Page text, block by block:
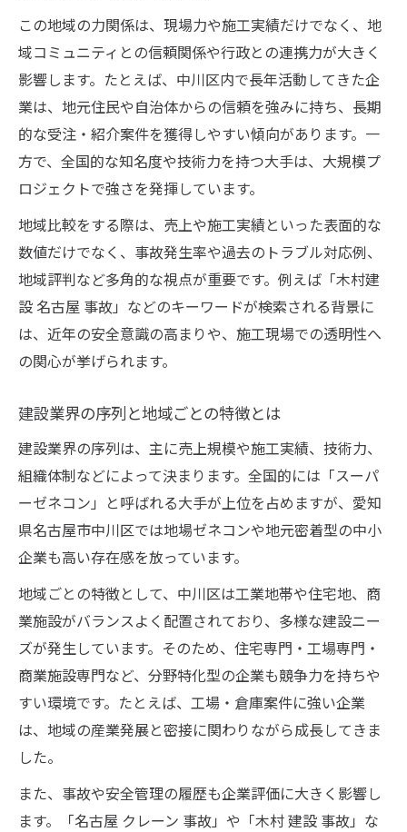
名古屋における建設会社の選び方の工夫
信頼と実績で選ぶ建設業界の見極め方
建設業界の信頼性を左右する実績の重要性
建設会社選びで失敗しない見極め基準
事故や評判から建設企業の信頼度を判断
建設実績と安全対策で選ぶ企業の特徴
信頼できる建設業界の見抜き方を伝授
名古屋の発展を支える建設の力と課題
名古屋の発展を担う建設業界の役割とは
建設の力が名古屋の街づくりに果たす影響
建設業界が抱える名古屋特有の課題分析
建設業界が名古屋にもたらす価値を考察
中川区の建設動向から企業選びを考える
中川区の建設動向が示す企業選びのヒント
最新建設事例から見る企業の特徴を解説
中川区の建設業界動向と今後の選択基準
建設動向を活かした失敗しない企業選び
中川区の建設実績に学ぶ建設企業の選定法
この地域の力関係は、現場力や施工実績だけでなく、地
域コミュニティとの信頼関係や行政との連携力が大きく
影響します。たとえば、中川区内で長年活動してきた企
業は、地元住民や自治体からの信頼を強みに持ち、長期
的な受注・紹介案件を獲得しやすい傾向があります。一
方で、全国的な知名度や技術力を持つ大手は、大規模プ
ロジェクトで強さを発揮しています。
地域比較をする際は、売上や施工実績といった表面的な
数値だけでなく、事故発生率や過去のトラブル対応例、
地域評判など多角的な視点が重要です。例えば「木村建
設 名古屋 事故」などのキーワードが検索される背景に
は、近年の安全意識の高まりや、施工現場での透明性へ
の関心が挙げられます。
建設業界の序列と地域ごとの特徴とは
建設業界の序列は、主に売上規模や施工実績、技術力、
組織体制などによって決まります。全国的には「スーパ
ーゼネコン」と呼ばれる大手が上位を占めますが、愛知
県名古屋市中川区では地場ゼネコンや地元密着型の中小
企業も高い存在感を放っています。
地域ごとの特徴として、中川区は工業地帯や住宅地、商
業施設がバランスよく配置されており、多様な建設ニー
ズが発生しています。そのため、住宅専門・工場専門・
商業施設専門など、分野特化型の企業も競争力を持ちや
すい環境です。たとえば、工場・倉庫案件に強い企業
は、地域の産業発展と密接に関わりながら成長してきま
した。
また、事故や安全管理の履歴も企業評価に大きく影響し
ます。「名古屋 クレーン 事故」や「木村 建設 事故」な